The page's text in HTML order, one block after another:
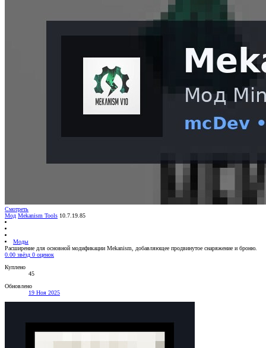
Смотреть
Мод Mekanism Tools 10.7.19.85
Моды
Расширение для основной модификации Mekanism, добавляющее продвинутое снаряжение и броню.
0.00 звёзд 0 оценок
Куплено
45
Обновлено
19 Ноя 2025